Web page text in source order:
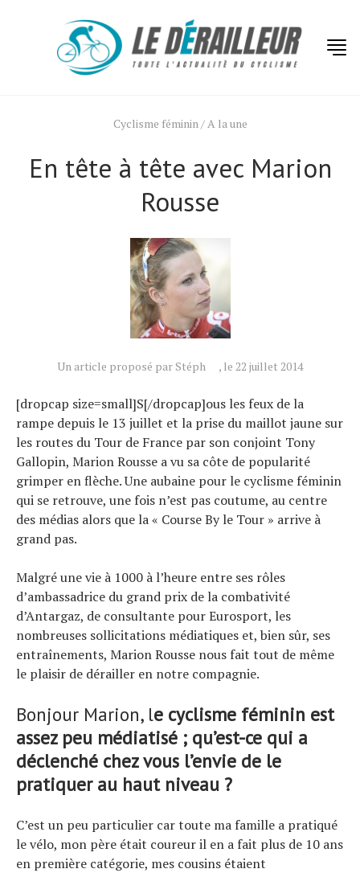
Cyclisme féminin/A la une
En tête à tête avec Marion
Rousse
Un article proposé par Stéph , le 22 juillet 2014
[dropcap size=small]S[/dropcap]ous les feux de la
rampe depuis le 13 juillet et la prise du maillot jaune sur
les routes du Tour de France par son conjoint Tony
Gallopin, Marion Rousse a vu sa côte de popularité
grimper en flèche. Une aubaine pour le cyclisme féminin
qui se retrouve, une fois n’est pas coutume, au centre
des médias alors que la « Course By le Tour » arrive à
grand pas.
Malgré une vie à 1000 à l’heure entre ses rôles
d’ambassadrice du grand prix de la combativité
d’Antargaz, de consultante pour Eurosport, les
nombreuses sollicitations médiatiques et, bien sûr, ses
entraînements, Marion Rousse nous fait tout de même
le plaisir de dérailler en notre compagnie.
Bonjour Marion, le cyclisme féminin est
assez peu médiatisé ; qu’est-ce qui a
déclenché chez vous l’envie de le
pratiquer au haut niveau ?
C’est un peu particulier car toute ma famille a pratiqué
le vélo, mon père était coureur il en a fait plus de 10 ans
en première catégorie, mes cousins étaient